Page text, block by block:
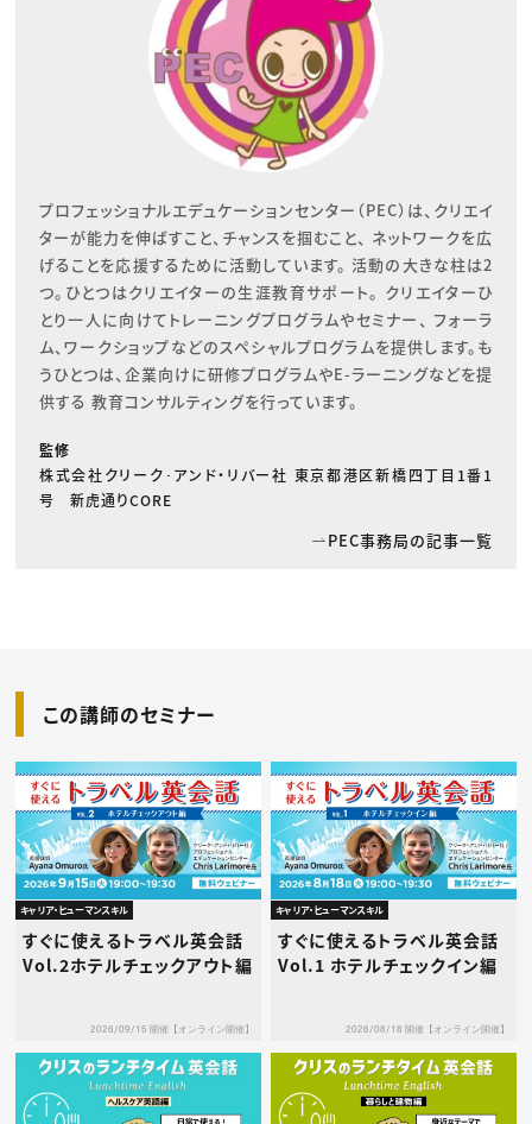
プロフェッショナルエデュケーションセンター（PEC）は、クリエイ
ターが能力を伸ばすこと、チャンスを掴むこと、 ネットワークを広
げることを応援するために活動しています。 活動の大きな柱は2
つ。ひとつはクリエイターの生涯教育サポート。 クリエイターひ
とり一人に向けてトレーニングプログラムやセミナー、 フォーラ
ム、ワークショップなどのスペシャルプログラムを提供します。も
うひとつは、企業向けに研修プログラムやE-ラーニングなどを提
供する 教育コンサルティングを行っています。
監修
株式会社クリーク･アンド・リバー社 東京都港区新橋四丁目1番1
号 新虎通りCORE
PEC事務局の記事一覧
この講師のセミナー
キャリア・ヒューマンスキル
すぐに使えるトラベル英会話
Vol.2ホテルチェックアウト編
2026/09/15 開催【オンライン開催】
キャリア・ヒューマンスキル
すぐに使えるトラベル英会話
Vol.1 ホテルチェックイン編
2026/08/18 開催【オンライン開催】